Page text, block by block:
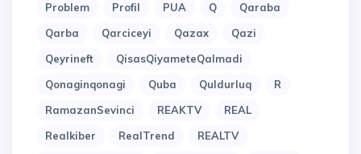
Problem
Profil PUA Q
Qaraba
Qarba
Qarciceyi Qazax
Qazi
Qeyrineft
QisasQiyameteQalmadi
Qonaginqonagi
Quba Quldurluq
R
RamazanSevinci
REAKTV
REAL
Realkiber
RealTrend
REALTV